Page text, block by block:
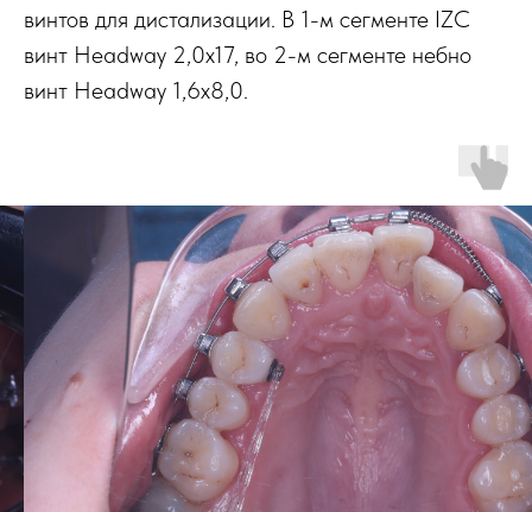
винтов для дистализации. В 1-м сегменте IZC
винт Headway 2,0х17, во 2-м сегменте небно
винт Headway 1,6х8,0.